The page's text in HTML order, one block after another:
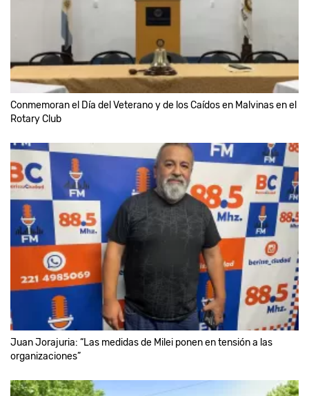
Conmemoran el Día del Veterano y de los Caídos en Malvinas en el
Rotary Club
Juan Jorajuria: “Las medidas de Milei ponen en tensión a las
organizaciones”